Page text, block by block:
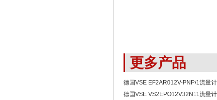
更多产品
德国VSE EF2AR012V-PNP/1流量计
德国VSE VS2EPO12V32N11流量计